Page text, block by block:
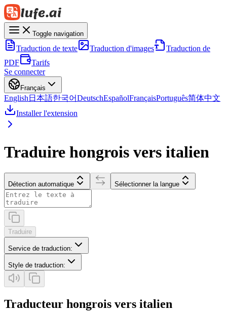
Toggle navigation
Traduction de texte Traduction d'images
Traduction de
PDF
Tarifs
Se connecter
Français
English 日本語한국어DeutschEspañolFrançaisPortuguês简体中文
Installer l'extension
Traduire hongrois vers italien
Détection automatique Sélectionner la langue
Traduire
Service de traduction:
Style de traduction:
Traducteur hongrois vers italien